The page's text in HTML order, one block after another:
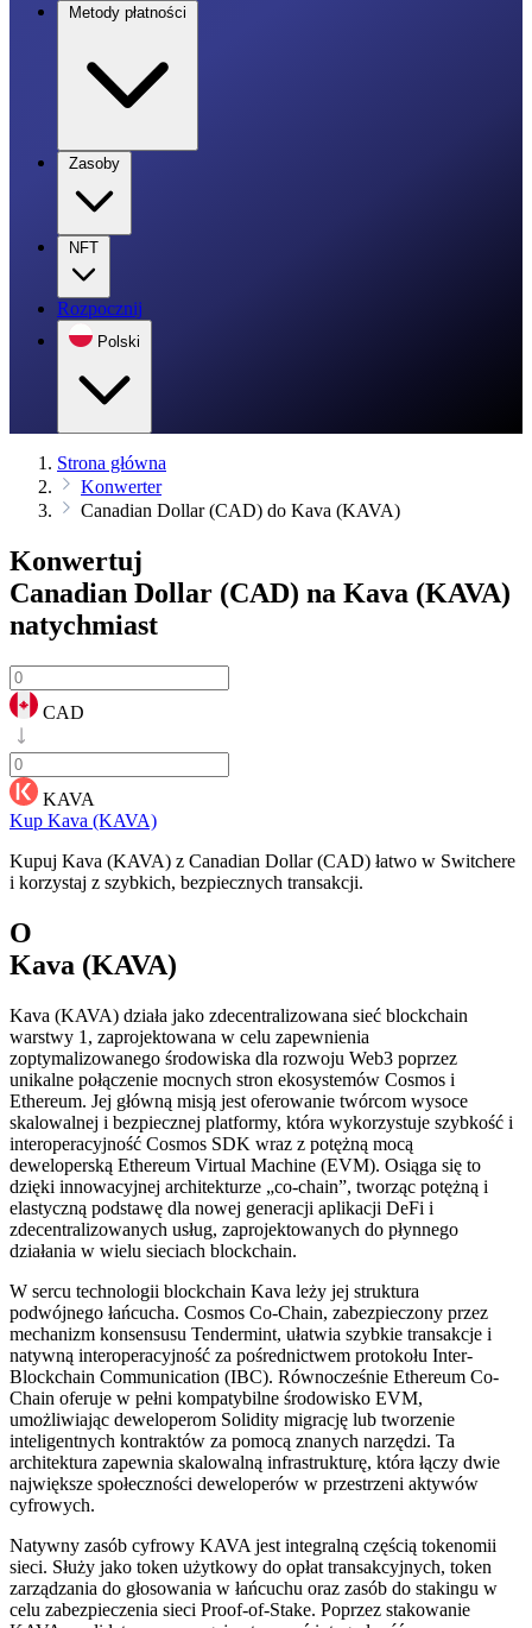
Metody płatności
Zasoby
NFT
Rozpocznij
Polski
Strona główna
Konwerter
Canadian Dollar (CAD) do Kava (KAVA)
Konwertuj
Canadian Dollar (CAD) na Kava (KAVA)
natychmiast
CAD
KAVA
Kup Kava (KAVA)
Kupuj Kava (KAVA) z Canadian Dollar (CAD) łatwo w Switchere
i korzystaj z szybkich, bezpiecznych transakcji.
O
Kava (KAVA)
Kava (KAVA) działa jako zdecentralizowana sieć blockchain
warstwy 1, zaprojektowana w celu zapewnienia
zoptymalizowanego środowiska dla rozwoju Web3 poprzez
unikalne połączenie mocnych stron ekosystemów Cosmos i
Ethereum. Jej główną misją jest oferowanie twórcom wysoce
skalowalnej i bezpiecznej platformy, która wykorzystuje szybkość i
interoperacyjność Cosmos SDK wraz z potężną mocą
deweloperską Ethereum Virtual Machine (EVM). Osiąga się to
dzięki innowacyjnej architekturze „co-chain”, tworząc potężną i
elastyczną podstawę dla nowej generacji aplikacji DeFi i
zdecentralizowanych usług, zaprojektowanych do płynnego
działania w wielu sieciach blockchain.
W sercu technologii blockchain Kava leży jej struktura
podwójnego łańcucha. Cosmos Co-Chain, zabezpieczony przez
mechanizm konsensusu Tendermint, ułatwia szybkie transakcje i
natywną interoperacyjność za pośrednictwem protokołu Inter-
Blockchain Communication (IBC). Równocześnie Ethereum Co-
Chain oferuje w pełni kompatybilne środowisko EVM,
umożliwiając deweloperom Solidity migrację lub tworzenie
inteligentnych kontraktów za pomocą znanych narzędzi. Ta
architektura zapewnia skalowalną infrastrukturę, która łączy dwie
największe społeczności deweloperów w przestrzeni aktywów
cyfrowych.
Natywny zasób cyfrowy KAVA jest integralną częścią tokenomii
sieci. Służy jako token użytkowy do opłat transakcyjnych, token
zarządzania do głosowania w łańcuchu oraz zasób do stakingu w
celu zabezpieczenia sieci Proof-of-Stake. Poprzez stakowanie